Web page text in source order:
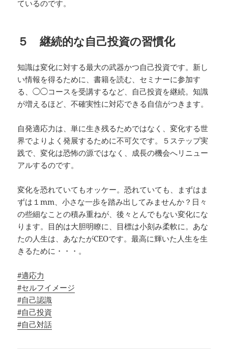
ているのです。
５ 継続的な自己投資の習慣化
知識は変化に対する最大の武器かつ自己投資です。新し
い情報を得るために、書籍を読む、セミナーに参加す
る、◯◯コースを受講するなど、自己投資を継続。知識
が増えるほど、不確実性に対応できる自信がつきます。
自発適応力は、単に生き残るためではなく、変化する世
界でよりよく発展するために不可欠です。５ステップ実
践で、変化は恐怖の源ではなく、成長の機会へリニュー
アルするのです。
変化を恐れていてもオッケー。恐れていても、まずはま
ずは１mm、小さな一歩を踏み出してみませんか？日々
の些細なことの積み重ねが、後々とんでもない変化にな
ります。目的は大胆明瞭に、目標は小刻み柔軟に。あな
たの人生は、あなたがCEOです。最高に輝いた人生を生
きるために・・・。
#適応力
#セルフイメージ
#自己認識
#自己投資
#自己対話